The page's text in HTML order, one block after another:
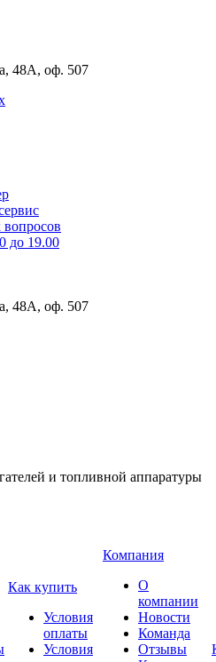
48А, оф. 507
вопросов
до 19.00
48А, оф. 507
и топливной аппаратуры
Как купить
Условия
оплаты
Условия
Компания
О
компании
Новости
Команда
Отзывы